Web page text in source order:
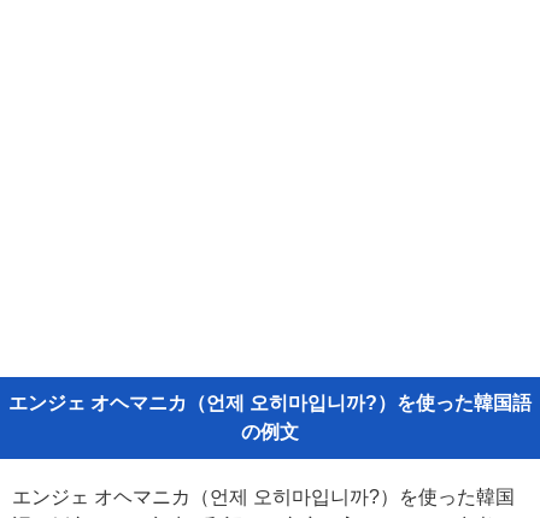
エンジェ オヘマニカ（언제 오히마입니까?）を使った韓国語
の例文
エンジェ オヘマニカ（언제 오히마입니까?）を使った韓国